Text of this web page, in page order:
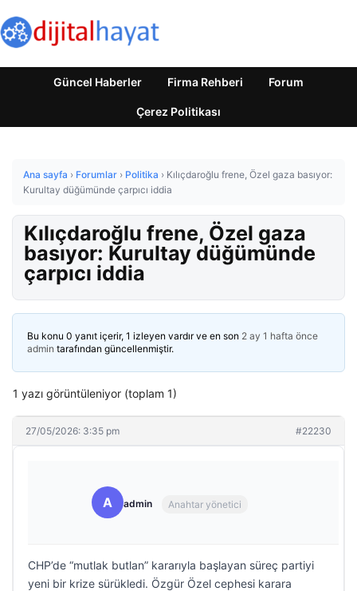
Güncel Haberler Firma Rehberi Forum
Çerez Politikası
Ana sayfa › Forumlar › Politika › Kılıçdaroğlu frene, Özel gaza basıyor:
Kurultay düğümünde çarpıcı iddia
Kılıçdaroğlu frene, Özel gaza
basıyor: Kurultay düğümünde
çarpıcı iddia
Bu konu 0 yanıt içerir, 1 izleyen vardır ve en son 2 ay 1 hafta önce
admin tarafından güncellenmiştir.
1 yazı görüntüleniyor (toplam 1)
27/05/2026: 3:35 pm #22230
A admin Anahtar yönetici
CHP’de “mutlak butlan” kararıyla başlayan süreç partiyi
yeni bir krize sürükledi. Özgür Özel cephesi karara